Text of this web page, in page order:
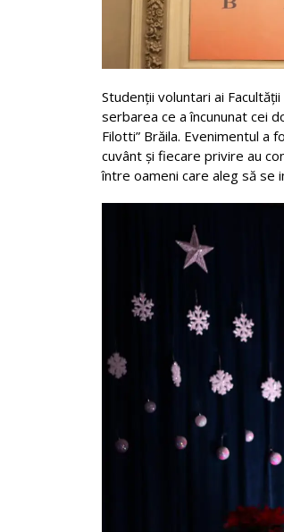
Studenții voluntari ai
serbarea ce a încununat cei
Filotti” Brăila. Evenimentul a
cuvânt și fiecare privire au
între oameni care aleg să se